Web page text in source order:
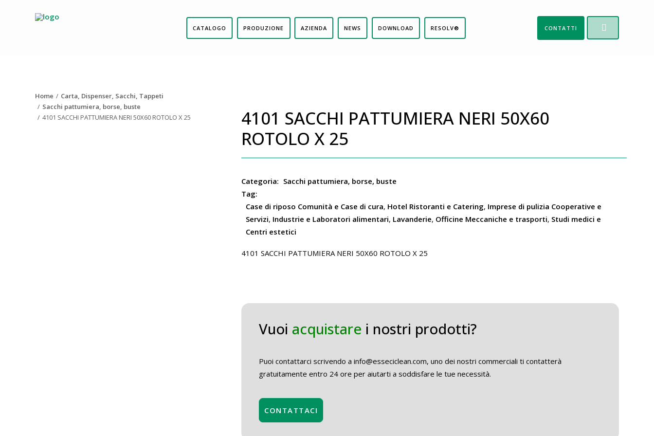
CATALOGO PRODUZIONE AZIENDA NEWS DOWNLOAD RESOLV® CONTATTI
Home
Carta, Dispenser, Sacchi, Tappeti
Sacchi pattumiera, borse, buste
4101 SACCHI PATTUMIERA NERI 50X60 ROTOLO X 25
4101 SACCHI PATTUMIERA NERI 50X60
ROTOLO X 25
Categoria: Sacchi pattumiera, borse, buste
Tag:
Case di riposo Comunità e Case di cura, Hotel Ristoranti e Catering, Imprese di pulizia Cooperative e
Servizi, Industrie e Laboratori alimentari, Lavanderie, Officine Meccaniche e trasporti, Studi medici e
Centri estetici
4101 SACCHI PATTUMIERA NERI 50X60 ROTOLO X 25
Vuoi acquistare i nostri prodotti?
Puoi contattarci scrivendo a info@esseciclean.com, uno dei nostri commerciali ti contatterà
gratuitamente entro 24 ore per aiutarti a soddisfare le tue necessità.
CONTATTACI